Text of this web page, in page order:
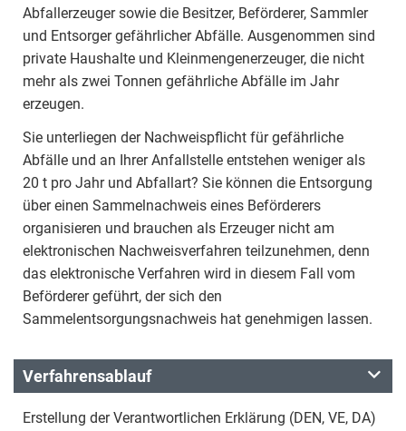
Abfallerzeuger sowie die Besitzer, Beförderer, Sammler
und Entsorger gefährlicher Abfälle. Ausgenommen sind
private Haushalte und Kleinmengenerzeuger, die nicht
mehr als zwei Tonnen gefährliche Abfälle im Jahr
erzeugen.
Sie unterliegen der Nachweispflicht für gefährliche
Abfälle und an Ihrer Anfallstelle entstehen weniger als
20 t pro Jahr und Abfallart? Sie können die Entsorgung
über einen Sammelnachweis eines Beförderers
organisieren und brauchen als Erzeuger nicht am
elektronischen Nachweisverfahren teilzunehmen, denn
das elektronische Verfahren wird in diesem Fall vom
Beförderer geführt, der sich den
Sammelentsorgungsnachweis hat genehmigen lassen.
Verfahrensablauf
Erstellung der Verantwortlichen Erklärung (DEN, VE, DA)